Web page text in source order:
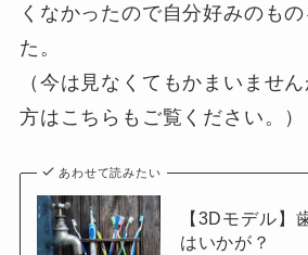
くなかったので自分好みのも
た。
（今は見なくてもかまいませ
方はこちらもご覧ください。）
あわせて読みたい
【3Dモデル】
はいかが？